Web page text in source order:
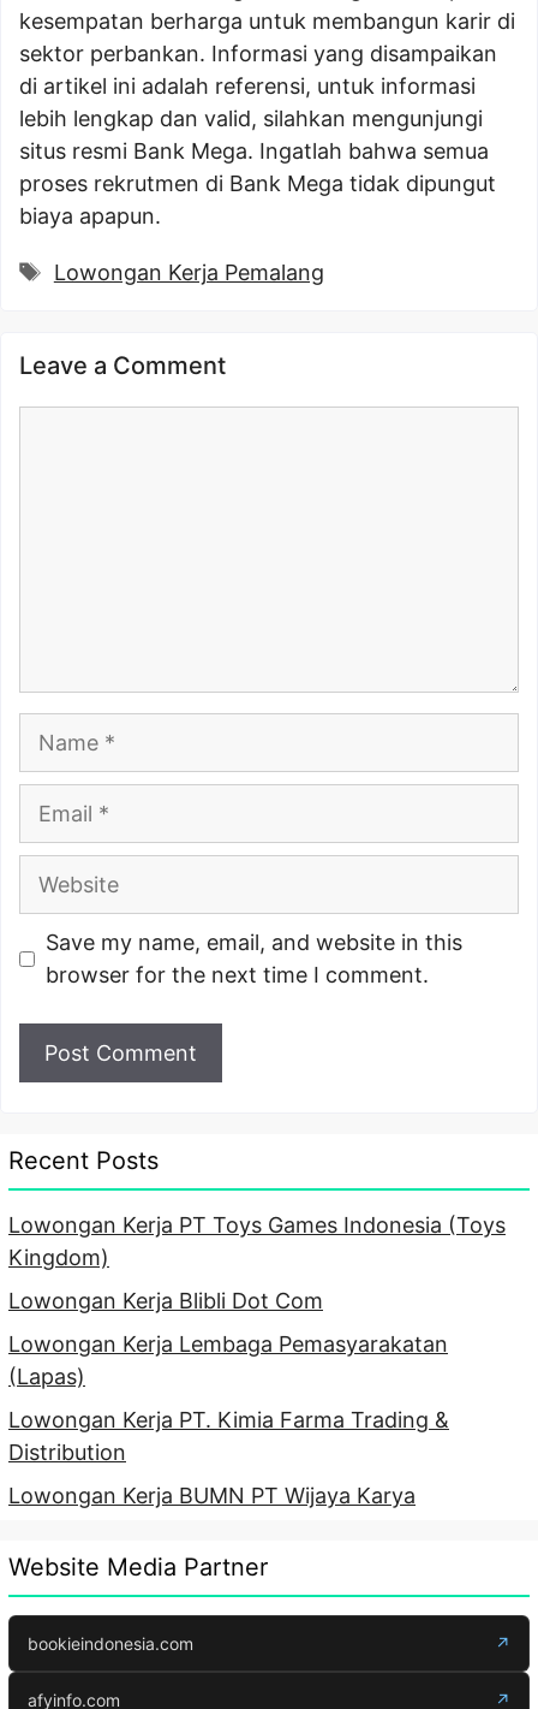
kesempatan berharga untuk membangun karir di
sektor perbankan. Informasi yang disampaikan
di artikel ini adalah referensi, untuk informasi
lebih lengkap dan valid, silahkan mengunjungi
situs resmi Bank Mega. Ingatlah bahwa semua
proses rekrutmen di Bank Mega tidak dipungut
biaya apapun.
Tags
Lowongan Kerja Pemalang
Leave a Comment
Website
Save my name, email, and website in this
browser for the next time I comment.
Recent Posts
Lowongan Kerja PT Toys Games Indonesia (Toys
Kingdom)
Lowongan Kerja Blibli Dot Com
Lowongan Kerja Lembaga Pemasyarakatan
(Lapas)
Lowongan Kerja PT. Kimia Farma Trading &
Distribution
Lowongan Kerja BUMN PT Wijaya Karya
Website Media Partner
bookieindonesia.com ↗
afyinfo.com ↗